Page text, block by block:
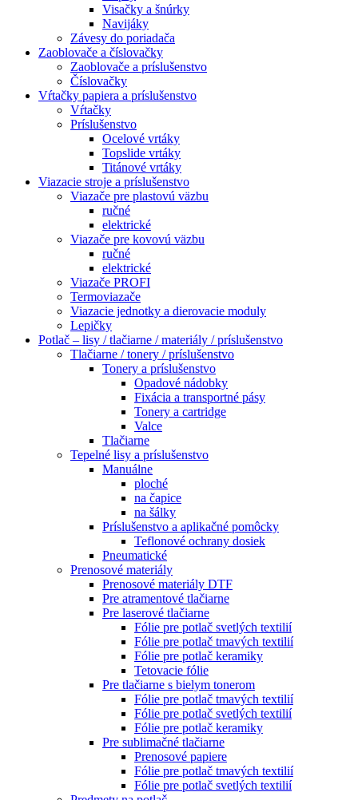
Visačky a šnúrky
Navijáky
Závesy do poriadača
Zaoblovače a číslovačky
Zaoblovače a príslušenstvo
Číslovačky
Vŕtačky papiera a príslušenstvo
Vŕtačky
Príslušenstvo
Ocelové vrtáky
Topslide vrtáky
Titánové vrtáky
Viazacie stroje a príslušenstvo
Viazače pre plastovú väzbu
ručné
elektrické
Viazače pre kovovú väzbu
ručné
elektrické
Viazače PROFI
Termoviazače
Viazacie jednotky a dierovacie moduly
Lepičky
Potlač – lisy / tlačiarne / materiály / príslušenstvo
Tlačiarne / tonery / príslušenstvo
Tonery a príslušenstvo
Opadové nádobky
Fixácia a transportné pásy
Tonery a cartridge
Valce
Tlačiarne
Tepelné lisy a príslušenstvo
Manuálne
ploché
na čapice
na šálky
Príslušenstvo a aplikačné pomôcky
Teflonové ochrany dosiek
Pneumatické
Prenosové materiály
Prenosové materiály DTF
Pre atramentové tlačiarne
Pre laserové tlačiarne
Fólie pre potlač svetlých textilií
Fólie pre potlač tmavých textilií
Fólie pre potlač keramiky
Tetovacie fólie
Pre tlačiarne s bielym tonerom
Fólie pre potlač tmavých textilií
Fólie pre potlač svetlých textilií
Fólie pre potlač keramiky
Pre sublimačné tlačiarne
Prenosové papiere
Fólie pre potlač tmavých textilií
Fólie pre potlač svetlých textilií